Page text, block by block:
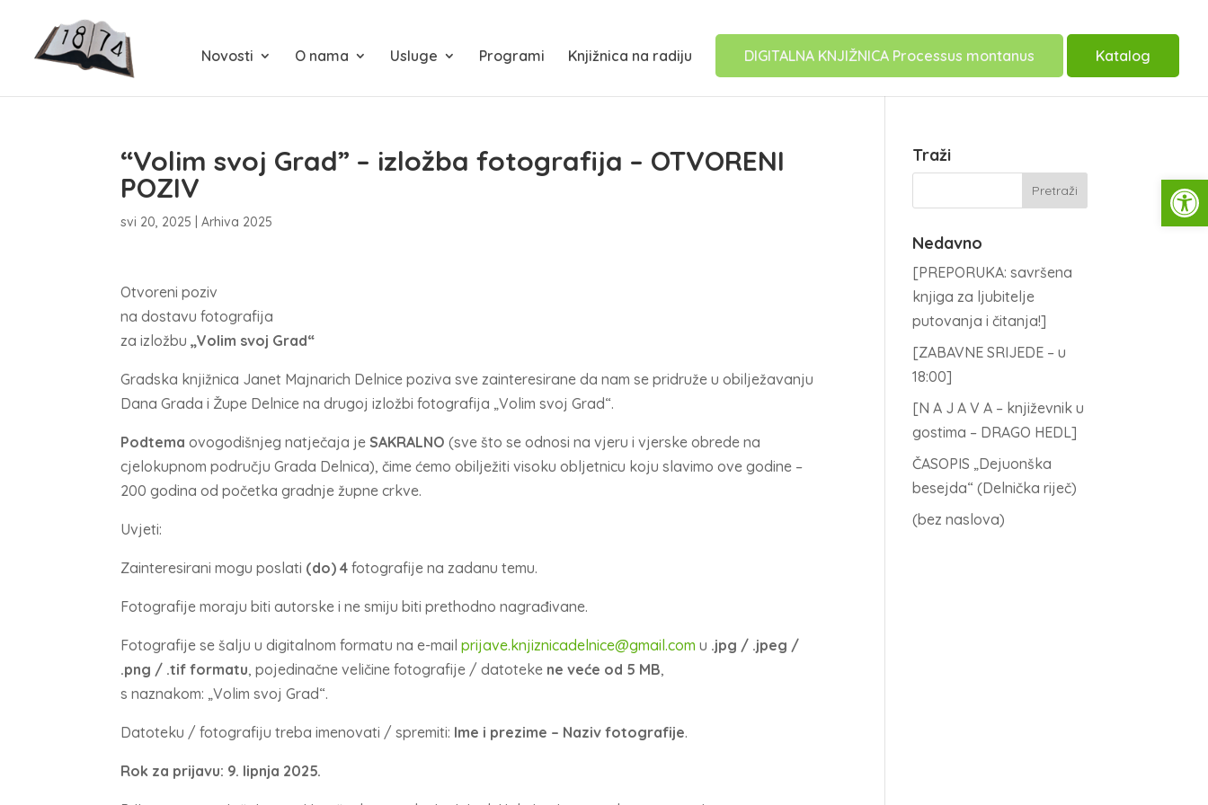
Novosti O nama Usluge Programi Knjižnica na radiju DIGITALNA KNJIŽNICA Processus montanus Katalog
“Volim svoj Grad” – izložba fotografija – OTVORENI
POZIV
svi 20, 2025 |Arhiva 2025
Otvoreni poziv
na dostavu fotografija
za izložbu„Volim svoj Grad“
Gradska knjižnica Janet Majnarich Delnice poziva sve zainteresirane da nam se pridruže u obilježavanju
Dana Grada i Župe Delnice na drugoj izložbi fotografija „Volim svoj Grad“.
Podtema ovogodišnjeg natječaja je SAKRALNO (sve što se odnosi na vjeru i vjerske obrede na
cjelokupnom području Grada Delnica), čime ćemo obilježiti visoku obljetnicu koju slavimo ove godine –
200 godina od početka gradnje župne crkve.
Uvjeti:
Zainteresirani mogu poslati (do) 4 fotografije na zadanu temu.
Fotografije moraju biti autorske i ne smiju biti prethodno nagrađivane.
Fotografije se šalju u digitalnom formatu na e-mailprijave.knjiznicadelnice@gmail.com u .jpg / .jpeg /
.png / .tif formatu, pojedinačne veličine fotografije / datoteke ne veće od 5 MB,
s naznakom: „Volim svoj Grad“.
Datoteku / fotografiju treba imenovati / spremiti: Ime i prezime – Naziv fotografije.
Rok za prijavu: 9. lipnja 2025.
Traži
Nedavno
[PREPORUKA: savršena
knjiga za ljubitelje
putovanja i čitanja!]
[ZABAVNE SRIJEDE – u
18:00]
[N A J A V A – književnik u
gostima – DRAGO HEDL]
ČASOPIS „Dejuonška
besejda“ (Delnička riječ)
(bez naslova)